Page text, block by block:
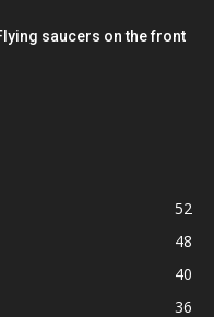
saucers on the front
52
48
40
36